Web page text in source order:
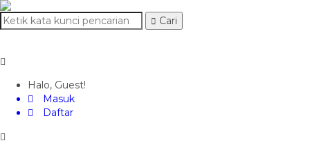
Cari
Halo, Guest!
Masuk
Daftar